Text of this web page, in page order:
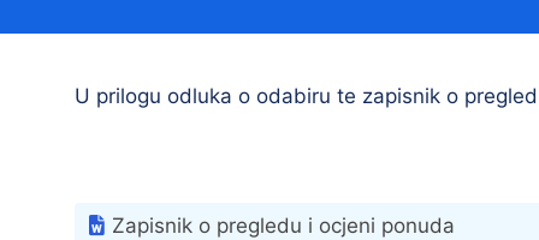
U prilogu odluka o odabiru te zapisnik o
Zapisnik o pregledu i ocjeni ponuda